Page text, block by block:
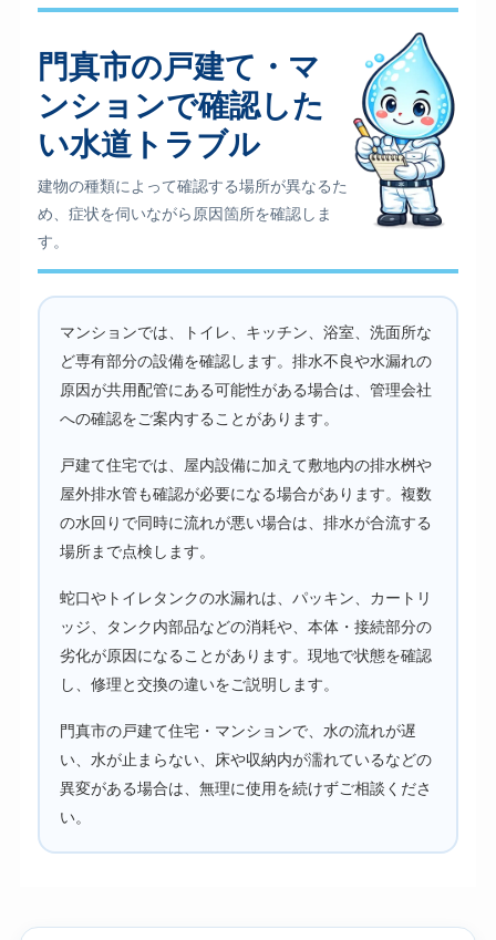
門真市の戸建て・マ
ンションで確認した
い水道トラブル
建物の種類によって確認する場所が異なるた
め、症状を伺いながら原因箇所を確認しま
す。
マンションでは、トイレ、キッチン、浴室、洗面所な
ど専有部分の設備を確認します。排水不良や水漏れの
原因が共用配管にある可能性がある場合は、管理会社
への確認をご案内することがあります。
戸建て住宅では、屋内設備に加えて敷地内の排水桝や
屋外排水管も確認が必要になる場合があります。複数
の水回りで同時に流れが悪い場合は、排水が合流する
場所まで点検します。
蛇口やトイレタンクの水漏れは、パッキン、カートリ
ッジ、タンク内部品などの消耗や、本体・接続部分の
劣化が原因になることがあります。現地で状態を確認
し、修理と交換の違いをご説明します。
門真市の戸建て住宅・マンションで、水の流れが遅
い、水が止まらない、床や収納内が濡れているなどの
異変がある場合は、無理に使用を続けずご相談くださ
い。